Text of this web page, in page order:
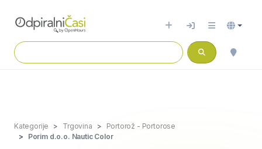
Kategorije Trgovina
Portorož - Portorose
Porim d.o.o. Nautic Color